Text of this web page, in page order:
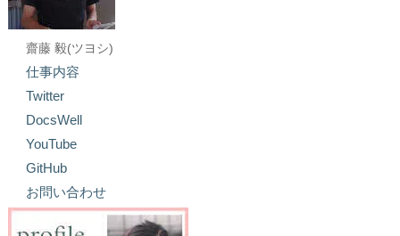
齋藤 毅(ツヨシ)
仕事内容
Twitter
DocsWell
YouTube
GitHub
お問い合わせ